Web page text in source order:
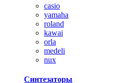
casio
yamaha
roland
kawai
orla
medeli
nux
Синтезаторы